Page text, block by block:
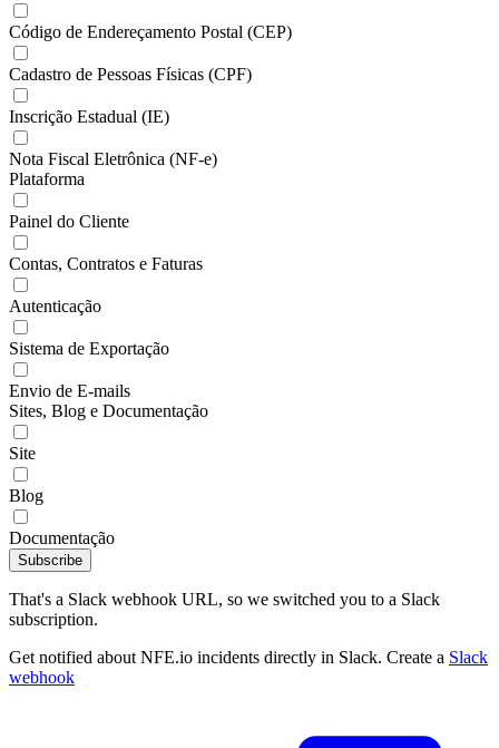
Código de Endereçamento Postal (CEP)
Cadastro de Pessoas Físicas (CPF)
Inscrição Estadual (IE)
Nota Fiscal Eletrônica (NF-e)
Plataforma
Painel do Cliente
Contas, Contratos e Faturas
Autenticação
Sistema de Exportação
Envio de E-mails
Sites, Blog e Documentação
Site
Blog
Documentação
Subscribe
That's a Slack webhook URL, so we switched you to a Slack
subscription.
Get notified about NFE.io incidents directly in Slack. Create a Slack
webhook